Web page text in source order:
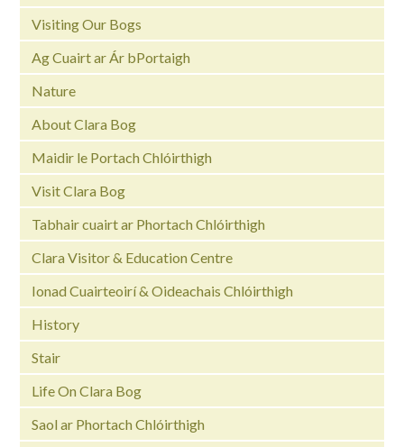
Visiting Our Bogs
Ag Cuairt ar Ár bPortaigh
Nature
About Clara Bog
Maidir le Portach Chlóirthigh
Visit Clara Bog
Tabhair cuairt ar Phortach Chlóirthigh
Clara Visitor & Education Centre
Ionad Cuairteoirí & Oideachais Chlóirthigh
History
Stair
Life On Clara Bog
Saol ar Phortach Chlóirthigh